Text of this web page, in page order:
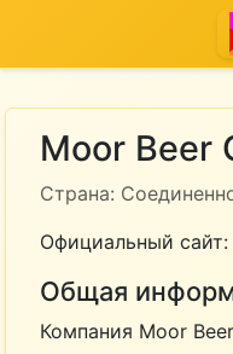
Moor Beer
Страна:
Официальный сайт:
Общая
Компания Moor